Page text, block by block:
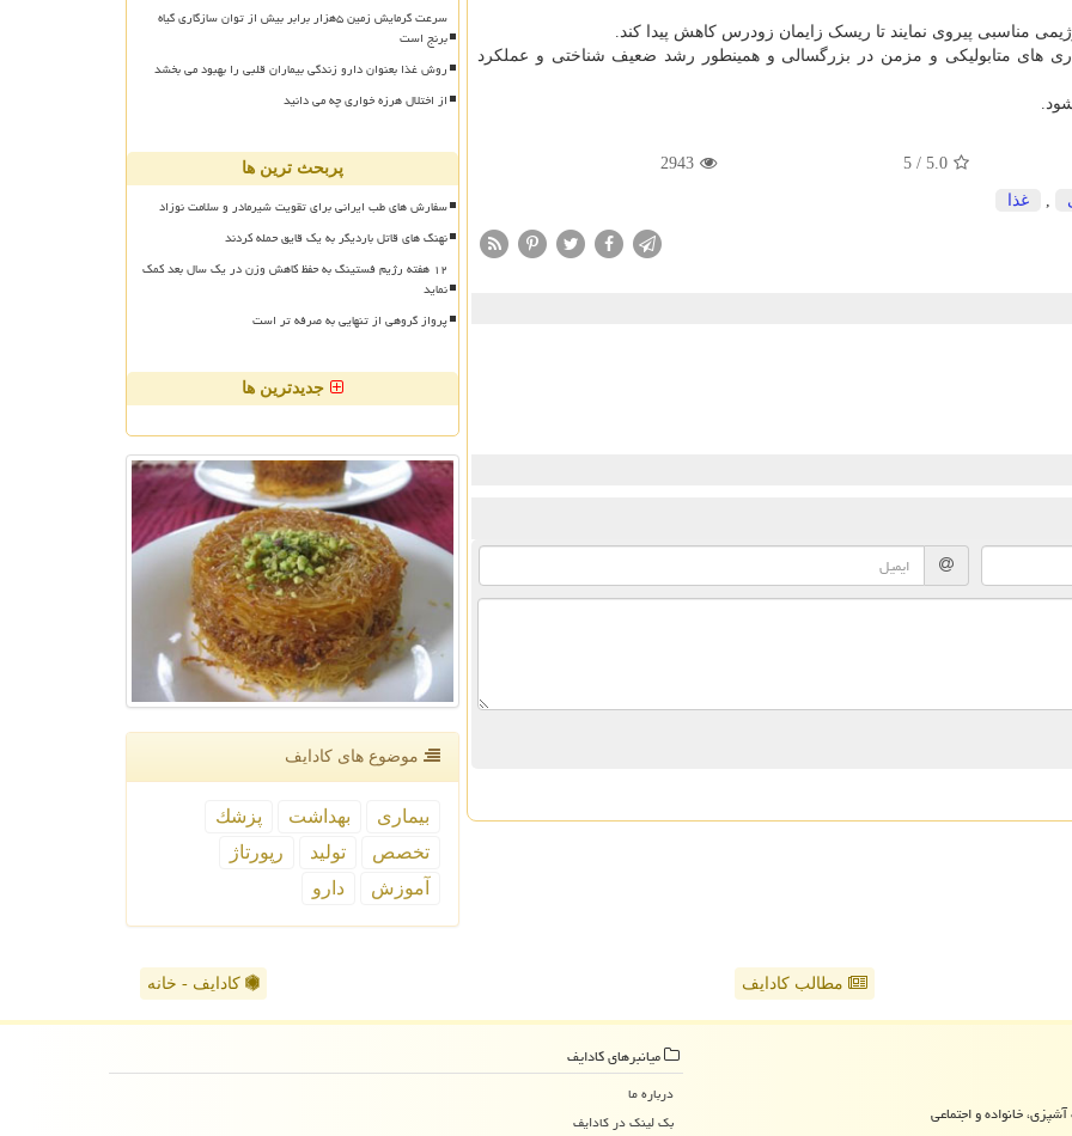
مناسبی پیروی نمایند تا ریسک زایمان زودرس کاهش پیدا کند.
های متابولیکی و مزمن در بزرگسالی و همینطور رشد ضعیف شناختی و عملکرد
5.0
/
5
2943
, غذا
سرعت گرمایش زمین ۵هزار برابر بیش از توان سازگاری گیاه
برنج است
روش غذا بعنوان دارو زندگی بیماران قلبی را بهبود می بخشد
از اختلال هرزه خواری چه می دانید
پربحث ترین ها
سفارش های طب ایرانی برای تقویت شیرمادر و سلامت نوزاد
نهنگ های قاتل باردیگر به یک قایق حمله کردند
۱۲ هفته رژیم فستینگ به حفظ کاهش وزن در یک سال بعد کمک
نماید
پرواز گروهی از تنهایی به صرفه تر است
جدیدترین ها
موضوع های كادایف
بیماری بهداشت
پزشك
تخصص
تولید
رپورتاژ
آموزش
دارو
مطالب کادایف کادایف - خانه
خانواده و اجتماعی
میانبرهای كادایف
درباره ما
بک لینک در كادایف